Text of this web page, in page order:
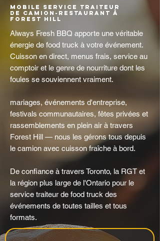
Mobile Service traiteur
de camion-restaurant à
Forest Hill
Always Fresh BBQ apporte une véritable
énergie de food truck à votre événement.
Cuisson en direct, menus frais, service au
comptoir et le genre de nourriture dont les
foules se souviennent vraiment.
mariages, événements d'entreprise,
festivals communautaires, fêtes privées et
rassemblements en plein air à travers
Forest Hill — nous les gérons tous depuis
le camion avec cuisson fraîche à bord.
De confiance à travers Toronto, la RGT et
la région plus large de l'Ontario pour le
service traiteur de food truck des
événements de toutes tailles et tous
formats.